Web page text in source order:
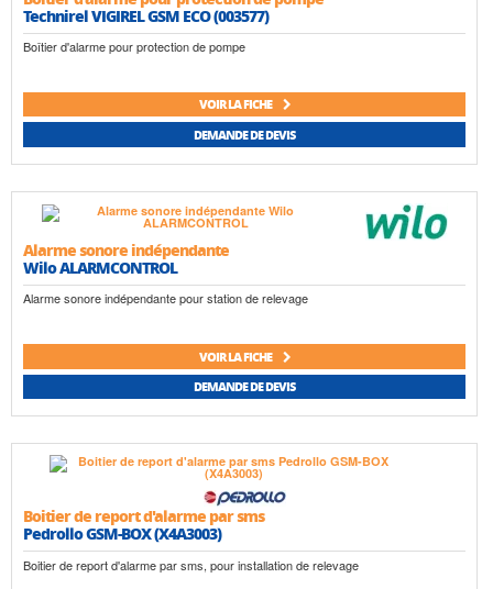
Technirel VIGIREL GSM ECO (003577)
Boîtier d'alarme pour protection de pompe
VOIR LA FICHE
DEMANDE DE DEVIS
Alarme sonore indépendante
Wilo ALARMCONTROL
Alarme sonore indépendante pour station de relevage
VOIR LA FICHE
DEMANDE DE DEVIS
Boitier de report d'alarme par sms
Pedrollo GSM-BOX (X4A3003)
Boitier de report d'alarme par sms, pour installation de relevage